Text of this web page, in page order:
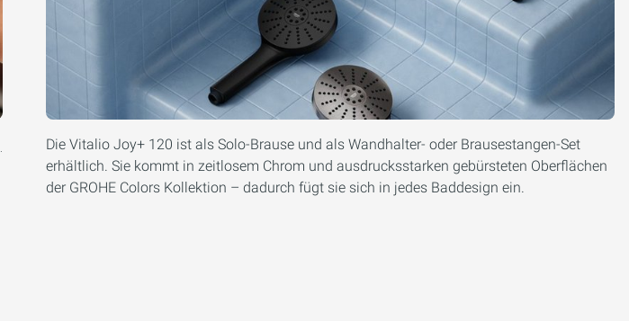
Die Vitalio Joy+ 120 ist als Solo-Brause und als Wandhalter- oder Brausestangen-Set
erhältlich. Sie kommt in zeitlosem Chrom und ausdrucksstarken gebürsteten Oberflächen
der GROHE Colors Kollektion – dadurch fügt sie sich in jedes Baddesign ein.